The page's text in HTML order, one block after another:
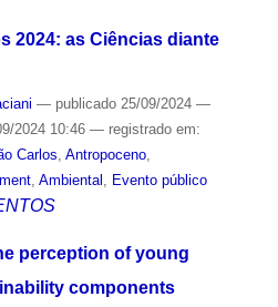
2024: as Ciências diante
— publicado25/09/2024 —
2024 10:46 — registrado em:
Carlos Antropoceno,
, Ambiental Evento público
perception of young
components